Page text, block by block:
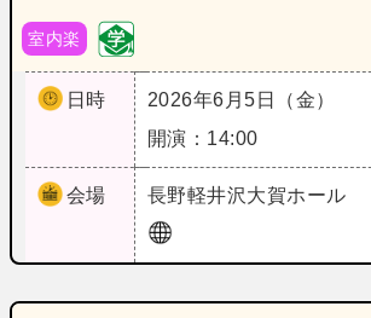
室内楽
日時
2026年6月5日（金）
開演：14:00
会場 長野軽井沢大賀ホール